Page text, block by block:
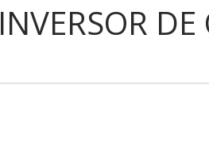
INVERSOR